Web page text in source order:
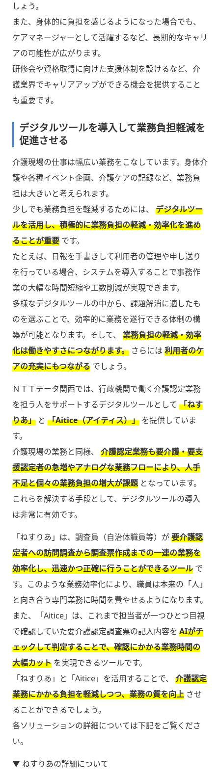
しょう。
また、身体的に負担を感じるようになった場合でも、
ケアマネージャーとして活躍するなど、長期的なキャリ
アの可能性が広がります。
研修会や資格取得に向けた支援体制を設けるなど、介
護業界でキャリアアップができる機会を提供すること
も重要です。
デジタルツールを導入して業務負担軽減を
促進させる
介護現場の仕事は幅広い業務をこなしています。身体介
護や各種イベント企画、介護ケアの記録など、業務負
担は大きいと考えられます。
少しでも業務負担を軽減するためには、 デジタルツー
ルを活用し、積極的に業務負担の軽減・効率化を進め
ることが重要 です。
たとえば、日報を手書きして利用者の管理や申し送り
を行っている場合、システムを導入することで事務作
業の大幅な時間短縮や工数削減が実現できます。
多様なデジタルツールの中から、課題解消に適したも
のを選ぶことで、効率的に業務を遂行できる体制の構
築が可能となります。そして、 業務負担の軽減・効率
化は働きやすさにつながります。 さらには 利用者のケ
アの充実にもつながる でしょう。
ＮＴＴデータ関西では、行政機関で働く介護認定業務
を担う人をサポートするデジタルツールとして 「ねす
りあ」 と 「Aitice（アイティス）」 を提供していま
す。
介護現場の業務と同様、 介護認定業務も要介護・要支
援認定者の急増やアナログな業務フローにより、人手
不足と個々の業務負担の増大が課題となっています。
これらを解決する手段として、デジタルツールの導入
は非常に有効です。
「ねすりあ」は、調査員（自治体職員等）が要介護認
定者への訪問調査から調査票作成までの一連の業務を
効率化し、迅速かつ正確に行うことができるツール で
す。このような業務効率化により、職員は本来の「人」
と向き合う専門業務に時間を費やせるようになります。
また、「Aitice」は、これまで担当者が一つひとつ目視
で確認していた要介護認定調査票の記入内容を AIがチ
ェックして判定することで、確認にかかる業務時間の
大幅カット を実現できるツールです。
「ねすりあ」と「Aitice」を活用することで、 介護認定
業務にかかる負担を軽減しつつ、業務の質を向上 させ
ることができるでしょう。
各ソリューションの詳細については下記をご覧くださ
い。
▼ ねすりあの詳細について